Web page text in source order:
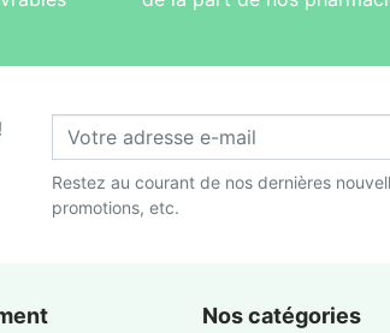
Restez au courant de nos dernières
promotions, etc.
Nos catégories